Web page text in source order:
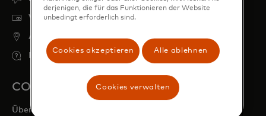
Verlorene oder gestohlene Karte melden
ATM finden
FAQs
COMPANY
Über
derjenigen, die für das Funktionieren der Website
unbedingt erforderlich sind.
Cookies akzeptieren Alle ablehnen
Cookies verwalten